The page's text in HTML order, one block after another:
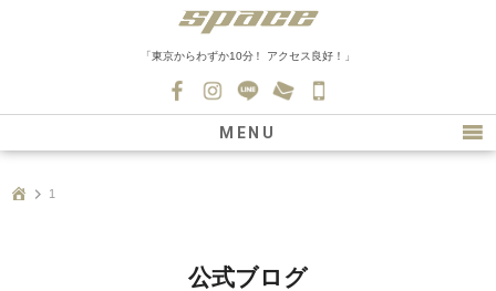
「東京からわずか10分！ アクセス良好！」
0139
MENU
新車情報
1
公式ブログ